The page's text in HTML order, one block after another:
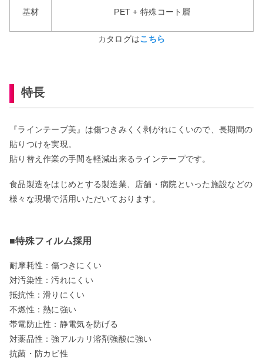
基材 PET + 特殊コート層
カタログはこちら
特長
『ラインテープ美』は傷つきみくく剥がれにくいので、長期間の
貼りつけを実現。
貼り替え作業の手間を軽減出来るラインテープです。
食品製造をはじめとする製造業、店舗・病院といった施設などの
様々な現場で活用いただいております。
■特殊フィルム採用
耐摩耗性：傷つきにくい
対汚染性：汚れにくい
抵抗性：滑りにくい
不燃性：熱に強い
帯電防止性：静電気を防げる
対薬品性：強アルカリ溶剤強酸に強い
抗菌・防カビ性